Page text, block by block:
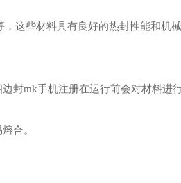
这些材料具有良好的热封性能和机械
封mk手机注册在运行前会对材料进
合。